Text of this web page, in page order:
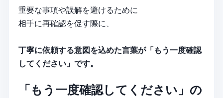
重要な事項や誤解を避けるために
相手に再確認を促す際に、
丁寧に依頼する意図を込めた言葉が「もう一度確認
してください」です。
「もう一度確認してください」の